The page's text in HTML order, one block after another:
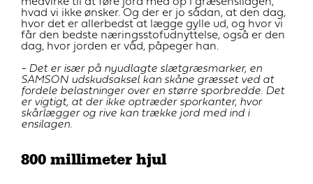
hvad vi ikke ønsker. Og der er jo sådan, at den dag,
hvor det er allerbedst at lægge gylle ud, og hvor vi
får den bedste næringsstofudnyttelse, også er den
dag, hvor jorden er våd, påpeger han.
- Det er især på nyudlagte slætgræsmarker, en
SAMSON udskudsaksel kan skåne græsset ved at
fordele belastninger over en større sporbredde. Det
er vigtigt, at der ikke optræder sporkanter, hvor
skårlægger og rive kan trække jord med ind i
ensilagen.
800 millimeter hjul